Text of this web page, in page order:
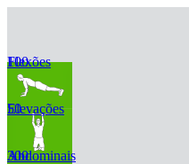
100 Flexões
50 Elevações
300 Abdominais